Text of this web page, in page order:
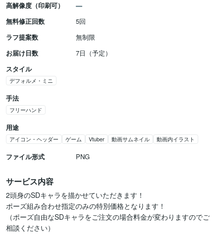
高解像度（印刷可）
無料修正回数
5回
ラフ提案数
無制限
お届け日数
7日（予定）
スタイル
デフォルメ・ミニ
手法
フリーハンド
用途
アイコン・ヘッダー ゲーム Vtuber 動画サムネイル 動画内イラスト
ファイル形式 PNG
サービス内容
2頭身のSDキャラを描かせていただきます！
ポーズ組み合わせ指定のみの特別価格となります！
（ポーズ自由なSDキャラをご注文の場合料金が変わりますのでご
相談ください）